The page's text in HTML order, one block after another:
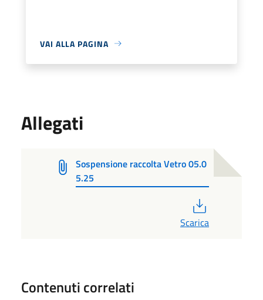
VAI ALLA PAGINA
Allegati
Sospensione raccolta Vetro 05.0
5.25
Scarica
Contenuti correlati